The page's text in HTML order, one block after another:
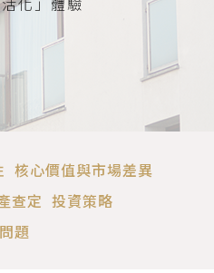
核心價值與市場差異
查定 投資策略
題